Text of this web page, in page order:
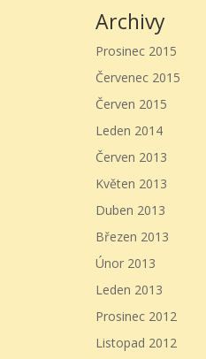
Archivy
Prosinec 2015
Červenec 2015
Červen 2015
Leden 2014
Červen 2013
Květen 2013
Duben 2013
Březen 2013
Únor 2013
Leden 2013
Prosinec 2012
Listopad 2012